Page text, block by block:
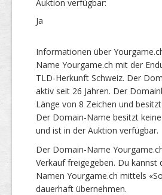
Auktion verfügbar:
Ja
Informationen über
Name Yourgame.ch mit der
TLD-Herkunft Schweiz. Der
aktiv seit 26 Jahren. Der
Länge von 8 Zeichen und
Der Domain-Name besitzt
und ist in der Auktion verfügbar.
Der Domain-Name
Verkauf freigegeben. Du kannst
Namen Yourgame.ch mittels
dauerhaft übernehmen.